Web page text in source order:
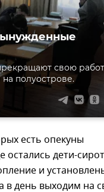
свою
полуострове.
есть опекуны
остались дети-
и
в день выходим на